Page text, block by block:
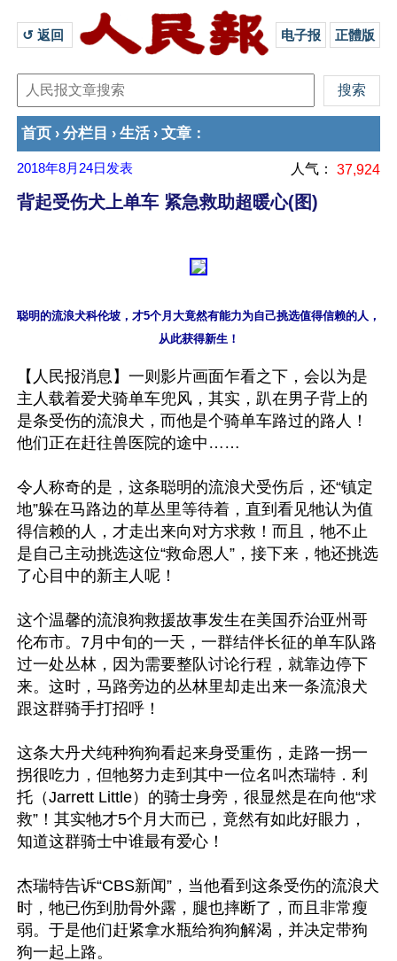
↺ 返回 电子报 正體版
首页 › 分栏目 › 生活 › 文章 ：
2018年8月24日 发表 人气： 37,924
背起受伤犬上单车 紧急救助超暖心(图)
聪明的流浪犬科伦坡，才5个月大竟然有能力为自己挑选值得信赖的人，
【人民报消息】一则影片画面乍看之下，会以为是
主人载着爱犬骑单车兜风，其实，趴在男子背上的
是条受伤的流浪犬，而他是个骑单车路过的路人！
他们正在赶往兽医院的途中……
令人称奇的是，这条聪明的流浪犬受伤后，还“镇定
地”躲在马路边的草丛里等待着，直到看见牠认为值
得信赖的人，才走出来向对方求救！而且，牠不止
是自己主动挑选这位“救命恩人”，接下来，牠还挑选
了心目中的新主人呢！
这个温馨的流浪狗救援故事发生在美国乔治亚州哥
伦布市。7月中旬的一天，一群结伴长征的单车队路
过一处丛林，因为需要整队讨论行程，就靠边停下
来。这时，马路旁边的丛林里却走出来一条流浪犬
跟这群骑手打招呼！
这条大丹犬纯种狗狗看起来身受重伤，走路一拐一
拐很吃力，但牠努力走到其中一位名叫杰瑞特．利
托（Jarrett Little）的骑士身旁，很显然是在向他“求
救”！其实牠才5个月大而已，竟然有如此好眼力，
知道这群骑士中谁最有爱心！
杰瑞特告诉“CBS新闻”，当他看到这条受伤的流浪犬
时，牠已伤到肋骨外露，腿也摔断了，而且非常瘦
弱。于是他们赶紧拿水瓶给狗狗解渴，并决定带狗
狗一起上路。